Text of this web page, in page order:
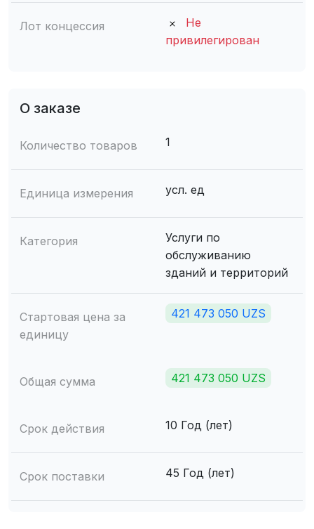
Лот концессия
Не
привилегирован
О заказе
Количество товаров 1
Единица измерения усл. ед
Категория
Услуги по
обслуживанию
зданий и территорий
Стартовая цена за
единицу
421 473 050 UZS
Общая сумма 421 473 050 UZS
Срок действия 10 Год (лет)
Срок поставки 45 Год (лет)